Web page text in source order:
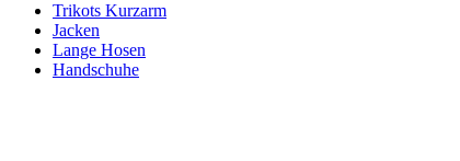
Trikots Kurzarm
Jacken
Lange Hosen
Handschuhe